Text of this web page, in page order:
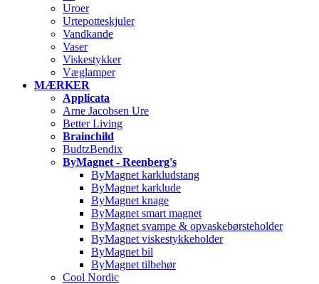
Uroer
Urtepotteskjuler
Vandkande
Vaser
Viskestykker
Væglamper
MÆRKER
Applicata
Arne Jacobsen Ure
Better Living
Brainchild
BudtzBendix
ByMagnet - Reenberg's
ByMagnet karkludstang
ByMagnet karklude
ByMagnet knage
ByMagnet smart magnet
ByMagnet svampe & opvaskebørsteholder
ByMagnet viskestykkeholder
ByMagnet bil
ByMagnet tilbehør
Cool Nordic